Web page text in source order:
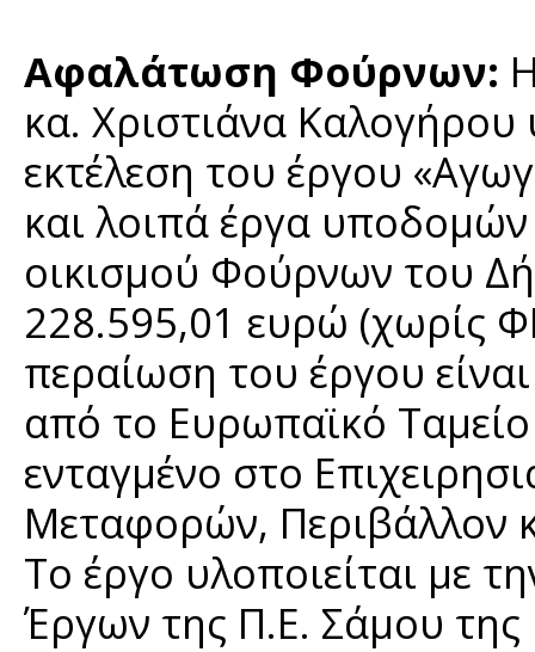
Αφαλάτωση Φούρνων:
κα. Χριστιάνα
εκτέλεση του έργου
και λοιπά έργα
οικισμού Φούρνων του
228.595,01 ευρώ (χωρίς
περαίωση του έργου
από το Ευρωπαϊκό Ταμείο
ενταγμένο στο
Μεταφορών, Περιβάλλον
Το έργο υλοποιείται με
Έργων της Π.Ε. Σάμου της